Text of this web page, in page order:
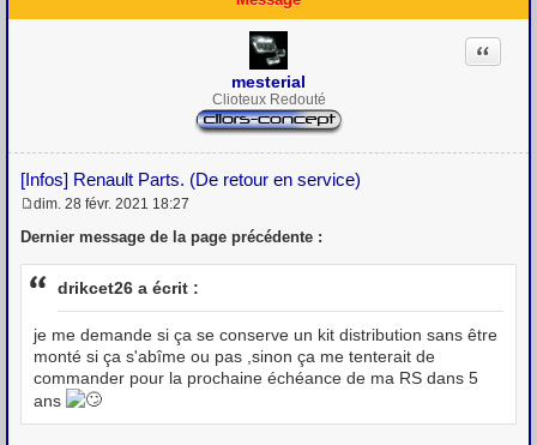
mesterial
Clioteux Redouté
[Infos] Renault Parts. (De retour en service)
Citation
e
s
a
dim. 28 févr. 2021 18:27
Dernier message de la page précédente :
drikcet26 a écrit :
je me demande si ça se conserve un kit distribution sans être
monté si ça s'abîme ou pas ,sinon ça me tenterait de
commander pour la prochaine échéance de ma RS dans 5
ans